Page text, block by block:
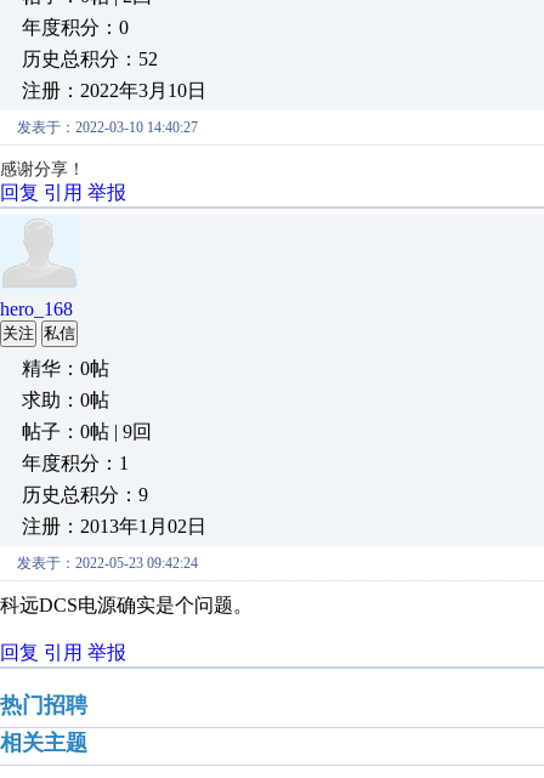
年度积分：0
历史总积分：52
注册：2022年3月10日
发表于：2022-03-10 14:40:27
感谢分享！
回复 引用 举报
hero_168
关注 私信
精华：0帖
求助：0帖
帖子：0帖 | 9回
年度积分：1
历史总积分：9
注册：2013年1月02日
发表于：2022-05-23 09:42:24
科远DCS电源确实是个问题。
回复 引用 举报
热门招聘
相关主题